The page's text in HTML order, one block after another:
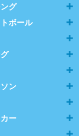
グ
ボール
ン
ー